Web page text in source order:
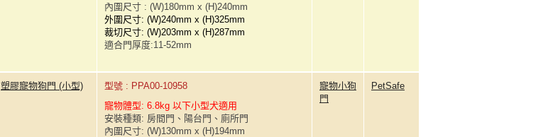
內圍尺寸 : (W)180mm x (H)240mm
外圍尺寸: (W)240mm x (H)325mm
裁切尺寸: (W)203mm x (H)287mm
適合門厚度:11-52mm
塑膠寵物狗門 (小型)
型號 : PPA00-10958
寵物體型: 6.8kg 以下小型犬適用
安裝種類: 房間門、陽台門、廁所門
內圍尺寸: (W)130mm x (H)194mm
寵物小狗
門
PetSafe